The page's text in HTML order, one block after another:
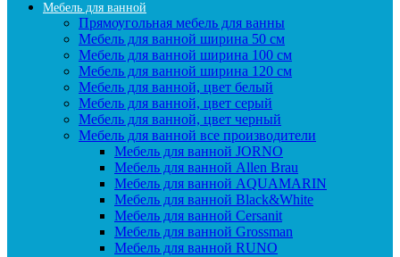
Мебель для ванной
Прямоугольная мебель для ванны
Мебель для ванной ширина 50 см
Мебель для ванной ширина 100 см
Мебель для ванной ширина 120 см
Мебель для ванной, цвет белый
Мебель для ванной, цвет серый
Мебель для ванной, цвет черный
Мебель для ванной все производители
Мебель для ванной JORNO
Мебель для ванной Allen Brau
Мебель для ванной AQUAMARIN
Мебель для ванной Black&White
Мебель для ванной Cersanit
Мебель для ванной Grossman
Мебель для ванной RUNO